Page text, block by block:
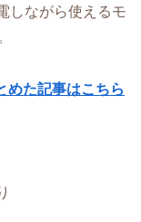
しながら使えるモ
めた記事はこちら